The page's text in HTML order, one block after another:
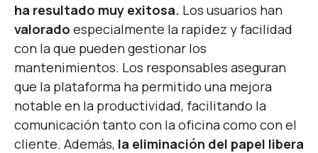
ha resultado muy exitosa. Los usuarios han
valorado especialmente la rapidez y facilidad
con la que pueden gestionar los
mantenimientos. Los responsables aseguran
que la plataforma ha permitido una mejora
notable en la productividad, facilitando la
comunicación tanto con la oficina como con el
cliente. Además, la eliminación del papel libera